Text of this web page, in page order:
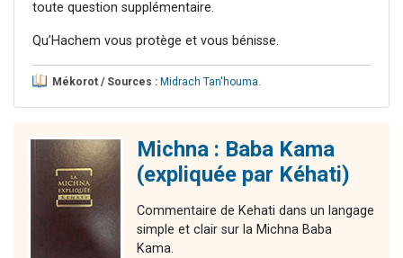
toute question supplémentaire.
Qu’Hachem vous protège et vous bénisse.
Mékorot / Sources : Midrach Tan'houma.
Michna : Baba Kama
(expliquée par Kéhati)
Commentaire de Kehati dans un langage
simple et clair sur la Michna Baba
Kama.